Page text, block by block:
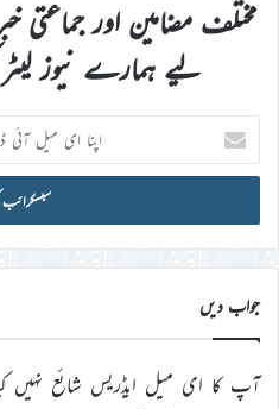
مختلف مضامین اور
لیے ہمارے نیوز
اپنا
ای
میل
ڈی
درج
کریں
جواب دیں
آپ کا ای میل ایڈریس شائع نہیں